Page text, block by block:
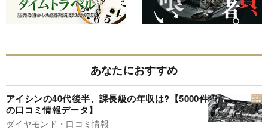
あなたにおすすめ
アイシンの40代後半、課長級の年収は?【5000件
の口コミ情報データ】
ダイヤモンド・口コミ情報